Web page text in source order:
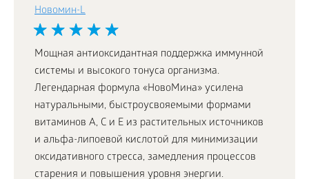
Новомин-L
Мощная антиоксидантная поддержка иммунной
системы и высокого тонуса организма.
Легендарная формула «НовоМина» усилена
натуральными, быстроусвояемыми формами
витаминов А, С и Е из растительных источников
и альфа-липоевой кислотой для минимизации
оксидативного стресса, замедления процессов
старения и повышения уровня энергии.